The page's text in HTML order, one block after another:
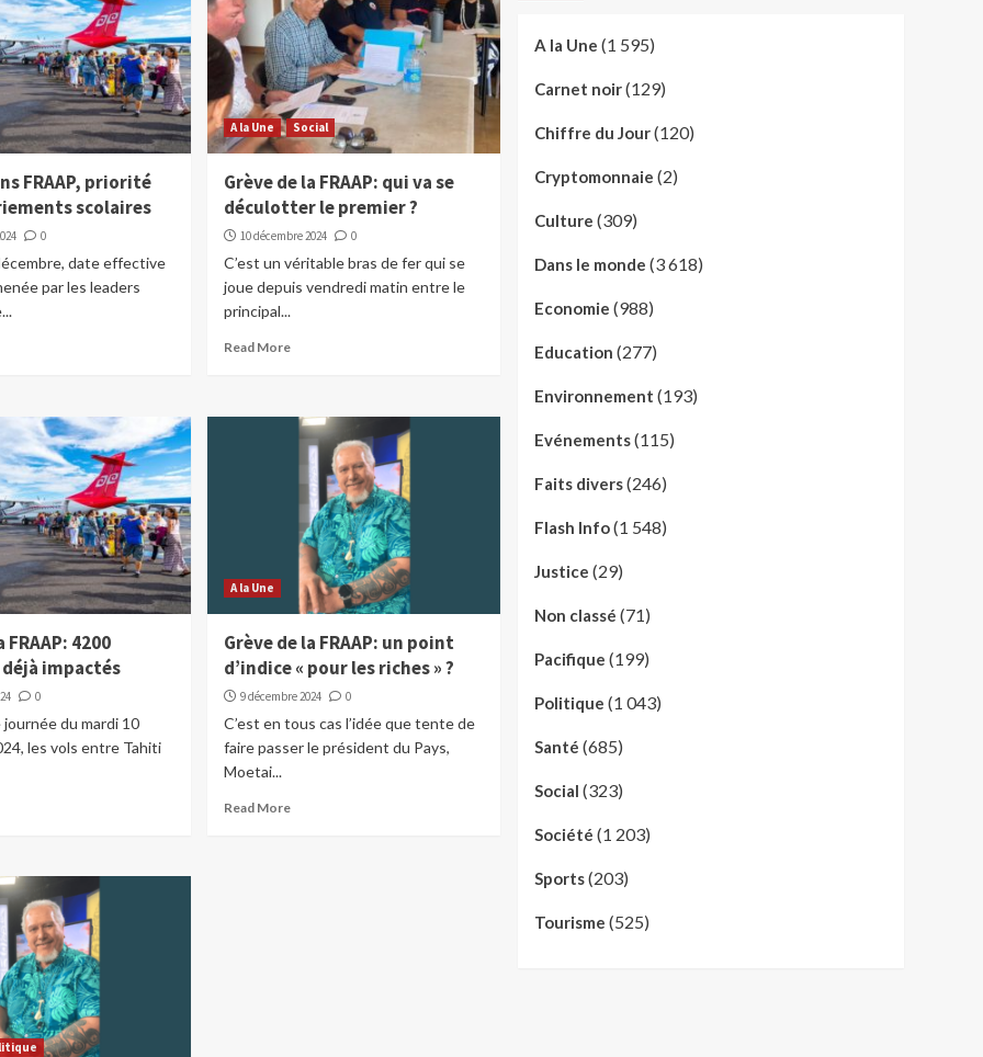
FRAAP, priorité
scolaires
0
date effective
par les leaders
A la Une Social
Grève de la FRAAP: qui va se
déculotter le premier ?
10 décembre 2024 0
C’est un véritable bras de fer qui se
joue depuis vendredi matin entre le
principal...
Read More
FRAAP: 4200
impactés
0
journée du mardi 10
les vols entre Tahiti
A la Une
Grève de la FRAAP: un point
d’indice « pour les riches » ?
9 décembre 2024 0
C’est en tous cas l’idée que tente de
faire passer le président du Pays,
Moetai...
Read More
A la Une (1 595)
Carnet noir(129)
Chiffre du Jour(120)
Cryptomonnaie (2)
Culture (309)
Dans le monde (3 618)
Economie (988)
Education (277)
Environnement (193)
Evénements(115)
Faits divers(246)
Flash Info(1 548)
Justice (29)
Non classé (71)
Pacifique (199)
Politique (1 043)
Santé (685)
Social (323)
Société (1 203)
Sports(203)
Tourisme (525)